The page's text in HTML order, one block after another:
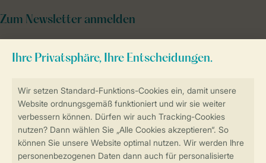
Sicher und schnell zur Online-Buchung
Sichere Datenübertragung
Zum Newsletter anmelden